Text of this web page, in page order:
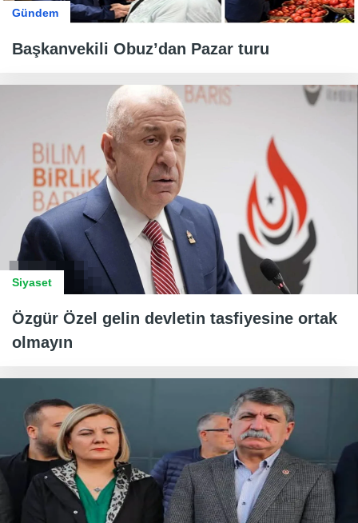
Gündem
Başkanvekili Obuz’dan Pazar turu
Siyaset
Özgür Özel gelin devletin tasfiyesine ortak
olmayın